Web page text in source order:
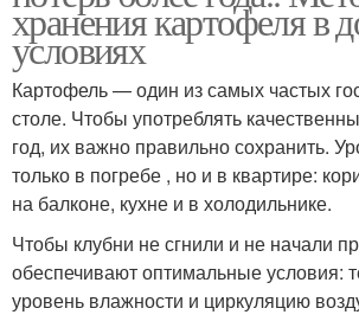
хранения картофеля в
условиях
Картофель — один из самых частых
столе. Чтобы употреблять
год, их важно правильно сохранить.
только в погребе , но и в квартире:
на балконе, кухне и в холодильнике.
Чтобы клубни не сгнили и не начали
обеспечивают оптимальные условия:
уровень влажности и циркуляцию